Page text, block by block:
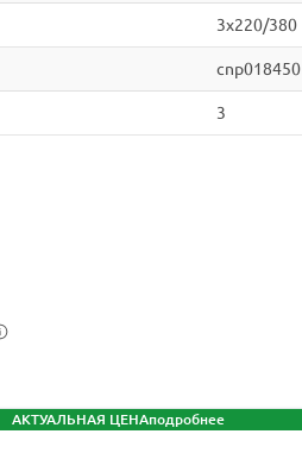
3x220/380
cnp018450
3
АКТУАЛЬНАЯ ЦЕНАподробнее